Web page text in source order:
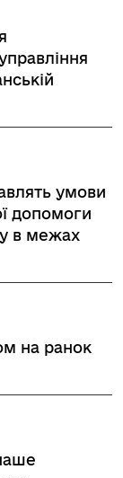
умови
допомоги
в межах
на ранок